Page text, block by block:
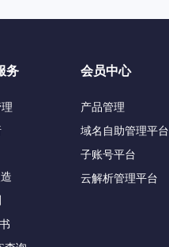
务 会员中心
产品管理
域名自助管理平台
子账号平台
云解析管理平台